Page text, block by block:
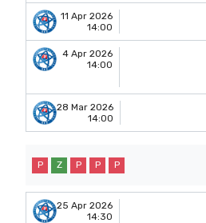
11 Apr 2026
14:00
4 Apr 2026
14:00
28 Mar 2026
14:00
P Z P P P
25 Apr 2026
14:30